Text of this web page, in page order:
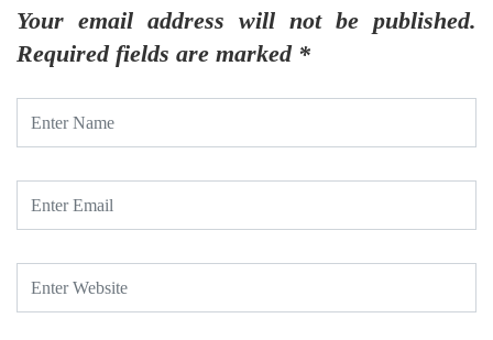
Your email address will not be published.
Required fields are marked *